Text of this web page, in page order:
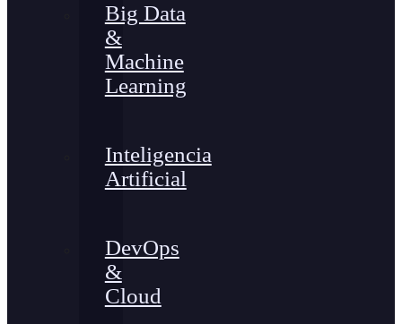
Big Data
&
Machine
Learning
Inteligencia
Artificial
DevOps
&
Cloud